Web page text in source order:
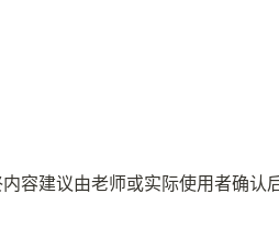
容建议由老师或实际使用者确认